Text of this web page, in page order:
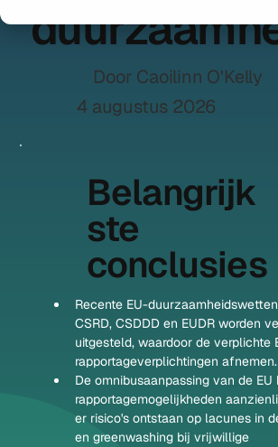
Door Caoilinn O'Kelly
4 augustus 2026
Belangrijk
ste
conclusies
Recente EU-
CSRD, CSDDD en EUDR worden
uitgesteld, waardoor de verplichte
rapportageverplichtingen afnemen.
De omnibusaanpassing van de
rapportagemogelijkheden
er risico's ontstaan op lacunes in
en greenwashing bij vrijwillige